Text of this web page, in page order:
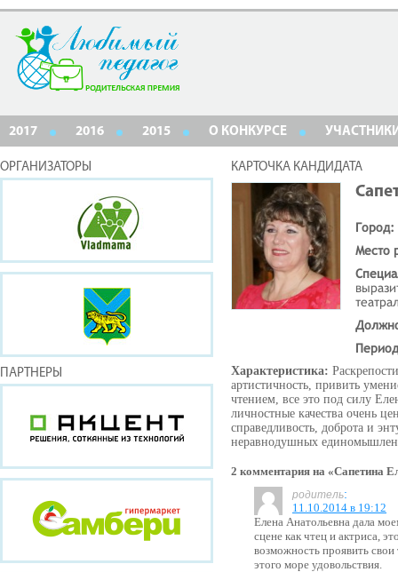
2017 2016 2015 О КОНКУРСЕ
ОРГАНИЗАТОРЫ
ПАРТНЕРЫ
КАРТОЧКА КАНДИДАТА
Город:
Место
Характеристика:
артистичность, привить
чтением, все это под силу
личностные качества очень
справедливость, доброта и
неравнодушных
2 комментария на «Сапетина
родитель:
11.10.2014 в 19:12
Елена Анатольевна дала
сцене как чтец и актриса,
возможность проявить
этого море удовольствия.